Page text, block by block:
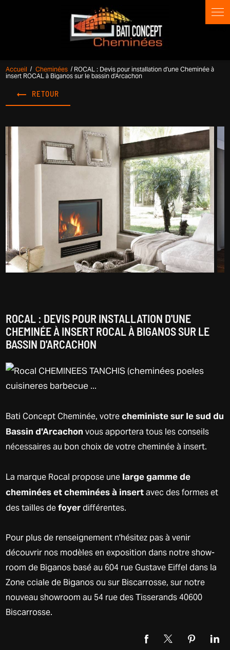
Accueil Cheminées ROCAL : Devis pour installation d'une Cheminée à
insert ROCAL à Biganos sur le bassin d'Arcachon
RETOUR
ROCAL : DEVIS POUR INSTALLATION D'UNE
CHEMINÉE À INSERT ROCAL À BIGANOS SUR LE
BASSIN D'ARCACHON
Bati Concept Cheminée, votrecheministe sur le sud du
Bassin d'Arcachon vous apportera tous les conseils
nécessaires au bon choix de votre cheminée à insert.
La marque Rocal propose une large gamme de
cheminées et cheminées à insertavec des formes et
des tailles defoyerdifférentes.
Pour plus de renseignement n'hésitez pas à venir
découvrir nos modèles en exposition dans notre show-
room de Biganos basé au 604 rue Gustave Eiffel dans la
Zone cciale de Biganos ou sur Biscarrosse, sur notre
nouveau showroom au 54 rue des Tisserands 40600
Biscarrosse.
Panneau de gestion des cookies